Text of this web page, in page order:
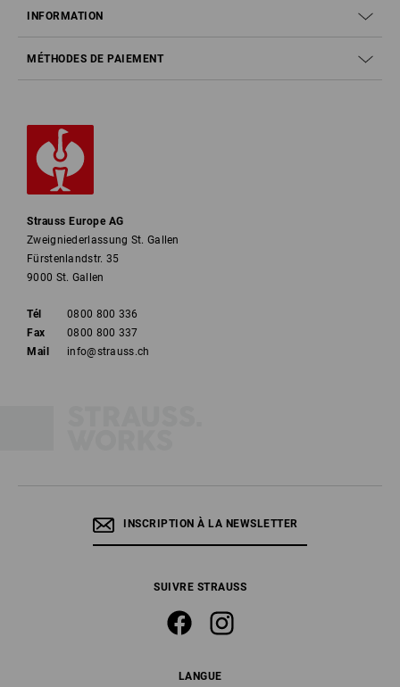
INFORMATION
MÉTHODES DE PAIEMENT
Strauss Europe AG
Zweigniederlassung St. Gallen
Fürstenlandstr. 35
9000 St. Gallen
Tél
0800 800 336
Fax
0800 800 337
Mail
info@strauss.ch
INSCRIPTION À LA NEWSLETTER
SUIVRE STRAUSS
LANGUE